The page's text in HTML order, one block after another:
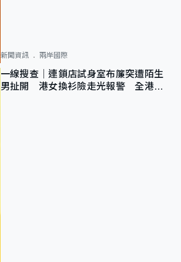
新聞資訊 兩岸國際
一線搜查｜連鎖店試身室布簾突遭陌生
男扯開 港女換衫險走光報警 全港分